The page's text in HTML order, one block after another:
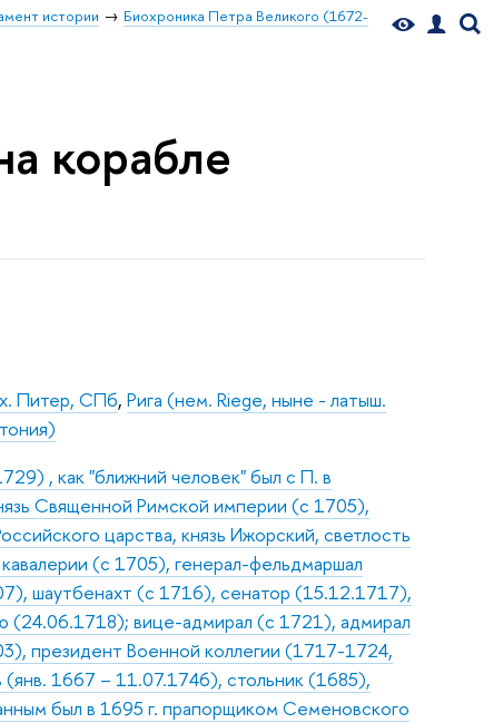
истории
Биохроника Петра Великого (1672-
корабле
Питер, СПб,Рига (нем. Riege, ныне - латыш.
, как "ближний человек" был с П. в
Священной Римской империи (с 1705),
царства, князь Ижорский, светлость
(с 1705), генерал-фельдмаршал
шаутбенахт (с 1716), сенатор (15.12.1717),
(24.06.1718); вице-адмирал (с 1721), адмирал
президент Военной коллегии (1717-1724,
(янв. 1667 – 11.07.1746), стольник (1685),
был в 1695 г. прапорщиком Семеновского